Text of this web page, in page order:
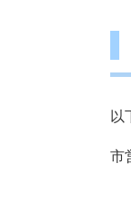
以
市